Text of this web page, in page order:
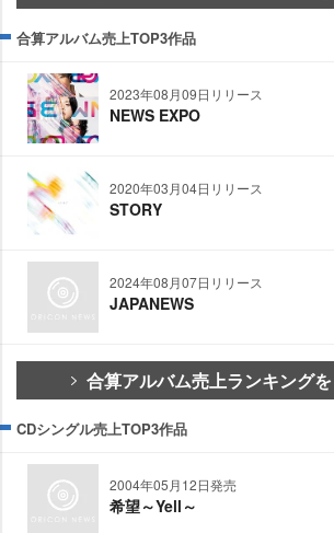
合算アルバム売上TOP3作品
2023年08月09日リリース
NEWS EXPO
2020年03月04日リリース
STORY
2024年08月07日リリース
JAPANEWS
合算アルバム売上ランキング
CDシングル売上TOP3作品
2004年05月12日発売
希望～Yell～